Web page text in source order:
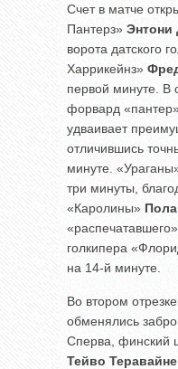
Счет в матче
Пантерз» Энтони
ворота датского
Харрикейнз»
первой минуте. В
форвард
удваивает
отличившись
минуте.
три минуты,
«Каролины»
голкипера
на 14-й минуте.
Во втором
обменялись
Сперва, финский
Тейво